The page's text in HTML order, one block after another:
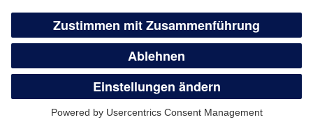
Guthabenauszahlung und flexible
Teilzahlung
Wie funktioniert der Überweisungsservice?
Was ist der Unterschied zwischen